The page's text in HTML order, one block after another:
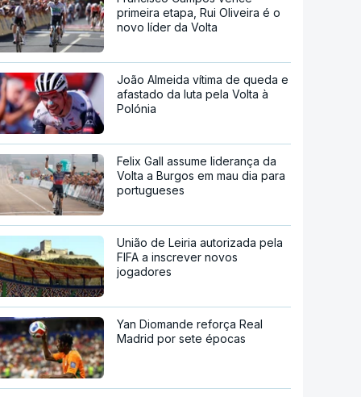
primeira etapa, Rui Oliveira é o
novo líder da Volta
João Almeida vítima de queda e
afastado da luta pela Volta à
Polónia
Felix Gall assume liderança da
Volta a Burgos em mau dia para
portugueses
União de Leiria autorizada pela
FIFA a inscrever novos
jogadores
Yan Diomande reforça Real
Madrid por sete épocas